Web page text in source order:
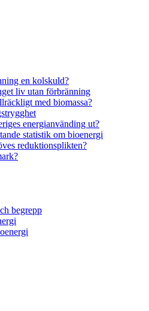
en kolskuld?
liv utan förbränning
med biomassa?
energianvänding ut?
statistik om bioenergi
reduktionsplikten?
begrepp